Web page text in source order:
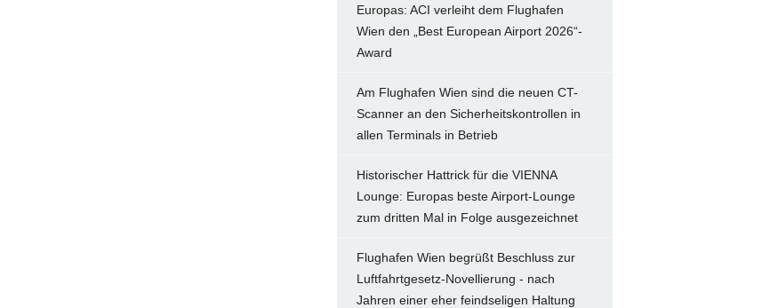
Europas: ACI verleiht dem Flughafen
Wien den „Best European Airport 2026“-
Award
Am Flughafen Wien sind die neuen CT-
Scanner an den Sicherheitskontrollen in
allen Terminals in Betrieb
Historischer Hattrick für die VIENNA
Lounge: Europas beste Airport-Lounge
zum dritten Mal in Folge ausgezeichnet
Flughafen Wien begrüßt Beschluss zur
Luftfahrtgesetz-Novellierung - nach
Jahren einer eher feindseligen Haltung